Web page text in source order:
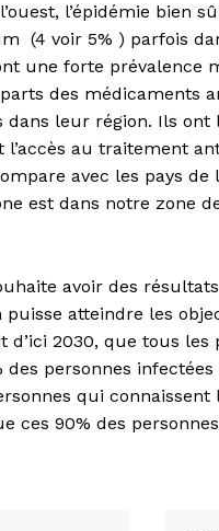
l’épidémie bien
(4 voir 5% ) parfois
une forte prévalence
des médicaments
leur région. Ils
au traitement
avec les pays de
est dans notre zone
avoir des
puisse atteindre les
d’ici 2030, que tous
des personnes
qui
ces 90% des